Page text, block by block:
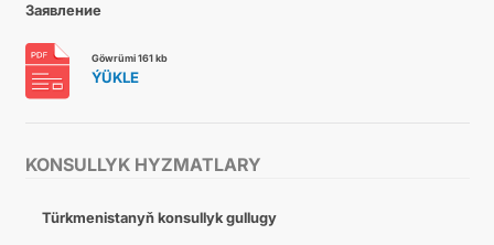
KONSULLYK HYZMATLARY
Türkmenistanyň konsullyk gullugy
Заявление
Göwrümi 161 kb
ÝÜKLE